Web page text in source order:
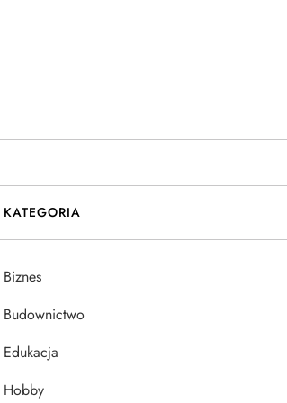
KATEGORIA
Biznes
Budownictwo
Edukacja
Hobby